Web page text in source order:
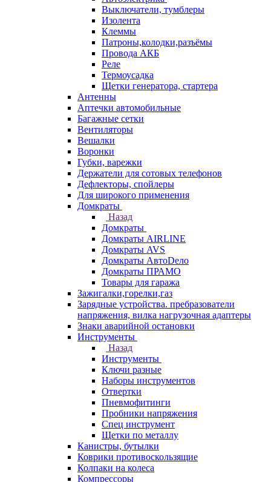
Выключатели, тумблеры
Изолента
Клеммы
Патроны,колодки,разъёмы
Провода АКБ
Реле
Термоусадка
Щетки генератора, стартера
Антенны
Аптечки автомобильные
Багажные сетки
Вентиляторы
Вешалки
Воронки
Губки, варежки
Держатели для сотовых телефонов
Дефлекторы, спойлеры
Для широкого применения
Домкраты
Назад
Домкраты
Домкраты AIRLINE
Домкраты AVS
Домкраты АвтоDело
Домкраты ПРАМО
Товары для гаража
Зажигалки,горелки,газ
Зарядные устройства. пребразователи
напряжения, вилка нагрузочная адаптеры
Знаки аварийной остановки
Инструменты
Назад
Инструменты
Ключи разные
Наборы инструментов
Отвертки
Пневмофитинги
Пробники напряжения
Спец инструмент
Щетки по металлу
Канистры, бутылки
Коврики противоскользящие
Колпаки на колеса
Компрессоры